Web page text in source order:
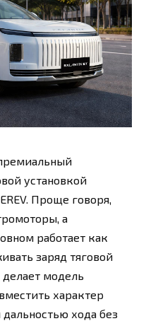
установкой
Проще говоря,
а
работает как
заряд тяговой
модель
характер
хода без